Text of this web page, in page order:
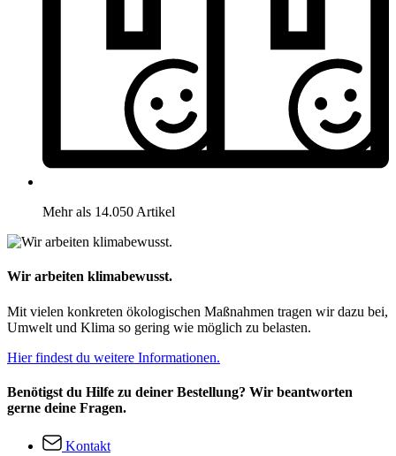
Mehr als 14.050 Artikel
Wir arbeiten klimabewusst.
Mit vielen konkreten ökologischen Maßnahmen tragen wir dazu bei,
Umwelt und Klima so gering wie möglich zu belasten.
Hier findest du weitere Informationen.
Benötigst du Hilfe zu deiner Bestellung? Wir beantworten
gerne deine Fragen.
Kontakt